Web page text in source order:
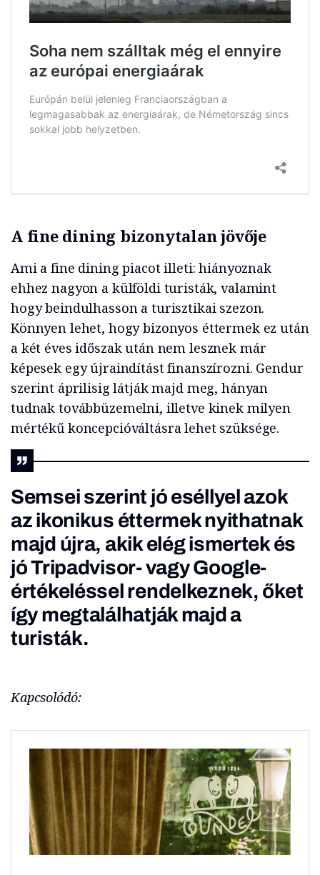
A fine dining bizonytalan jövője
Ami a fine dining piacot illeti: hiányoznak
ehhez nagyon a külföldi turisták, valamint
hogy beindulhasson a turisztikai szezon.
Könnyen lehet, hogy bizonyos éttermek ez után
a két éves időszak után nem lesznek már
képesek egy újraindítást finanszírozni. Gendur
szerint áprilisig látják majd meg, hányan
tudnak továbbüzemelni, illetve kinek milyen
mértékű koncepcióváltásra lehet szüksége.
Semsei szerint jó eséllyel azok
az ikonikus éttermek nyithatnak
majd újra, akik elég ismertek és
jó Tripadvisor- vagy Google-
értékeléssel rendelkeznek, őket
így megtalálhatják majd a
turisták.
Kapcsolódó: